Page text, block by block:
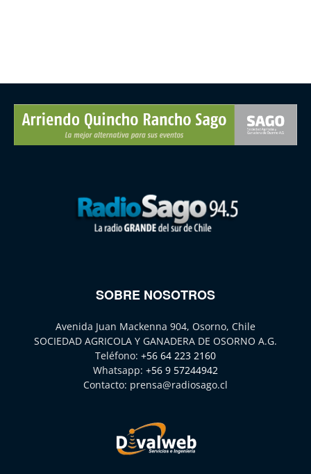
SOBRE NOSOTROS
Avenida Juan Mackenna 904, Osorno, Chile
SOCIEDAD AGRICOLA Y GANADERA DE OSORNO A.G.
Teléfono: +56 64 223 2160
Whatsapp: +56 9 57244942
Contacto: prensa@radiosago.cl